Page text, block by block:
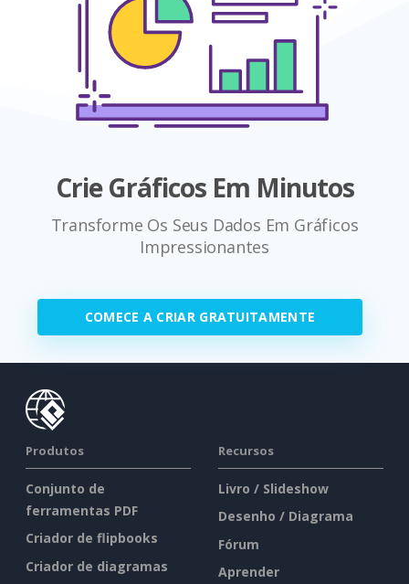
Crie Gráficos Em Minutos
Transforme Os Seus Dados Em Gráficos
Impressionantes
COMECE A CRIAR GRATUITAMENTE
Produtos
Conjunto de
ferramentas PDF
Criador de flipbooks
Criador de diagramas
Recursos
Livro / Slideshow
Desenho / Diagrama
Fórum
Aprender